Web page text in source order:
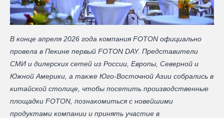
В конце апреля 2026 года компания FOTON официально
провела в Пекине первый FOTON DAY. Представители
СМИ и дилерских сетей из России, Европы, Северной и
Южной Америки, а также Юго-Восточной Азии собрались в
китайской столице, чтобы посетить производственные
площадки FOTON, познакомиться с новейшими
продуктами компании и принять участие в